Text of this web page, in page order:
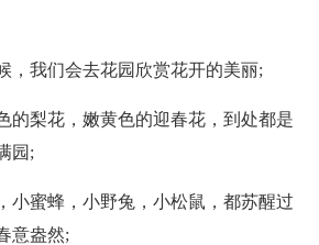
，我们会去花园欣赏花开的美丽;
的梨花，嫩黄色的迎春花，到处都是
园;
小蜜蜂，小野兔，小松鼠，都苏醒过
意盎然;